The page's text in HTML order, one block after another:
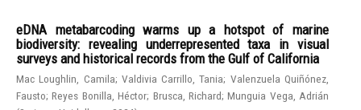
eDNA metabarcoding warms up a hotspot of marine
biodiversity: revealing underrepresented taxa in visual
surveys and historical records from the Gulf of California
Mac Loughlin, Camila; Valdivia Carrillo, Tania; Valenzuela Quiñónez,
Fausto;Reyes Bonilla, Héctor; Brusca, Richard;Munguia Vega, Adrián